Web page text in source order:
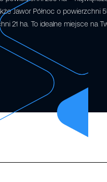
Jawor Północ o powierzchni
21 ha. To idealne miejsce na